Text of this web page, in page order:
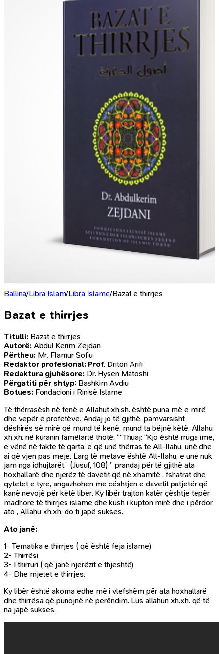
Ballina/Libra Islam/Libra Islame/Bazat e thirrjes
Bazat e thirrjes
Titulli: Bazat e thirrjes
Autorë: Abdul Kerim Zejdan
Përtheu: Mr. Flamur Sofiu
Redaktor profesional: Prof. Driton Arifi
Redaktura gjuhësore: Dr. Hysen Matoshi
Përgatiti për shtyp: Bashkim Avdiu
Botues: Fondacioni i Rinisë Islame
Të thërrasësh në fenë e Allahut xh.sh. është puna më e mirë
dhe vepër e profetëve. Andaj jo të gjithë, pamvarsisht
dëshirës së mirë që mund të kenë, mund ta bëjnë këtë. Allahu
xh.xh. në kuranin famëlartë thotë: “‎”Thuaj: “Kjo është rruga ime,
e vënë në fakte të qarta, e që unë thërras te All-llahu, unë dhe
ai që vjen pas meje. Larg të metave është All-llahu, e unë nuk
jam nga idhujtarët.” (Jusuf, 108) ” prandaj për të gjithë ata
hoxhallarë dhe njerëz të davetit që në xhamitë , fshatrat dhe
qytetet e tyre, angazhohen me cështjen e davetit patjetër që
kanë nevojë për këtë libër. Ky libër trajton katër çështje tepër
madhore të thirrjes islame dhe kush i kupton mirë dhe i përdor
ato , Allahu xh.xh. do ti japë sukses.
Ato janë:
1- Tematika e thirrjes ( që është feja islame)
2- Thirrësi
3- I thirruri ( që janë njerëzit e thjeshtë)
4- Dhe mjetet e thirrjes.
Ky libër është akoma edhe më i vlefshëm për ata hoxhallarë
dhe thirrësa që punojnë në perëndim. Lus allahun xh.xh. që të
na japë sukses.